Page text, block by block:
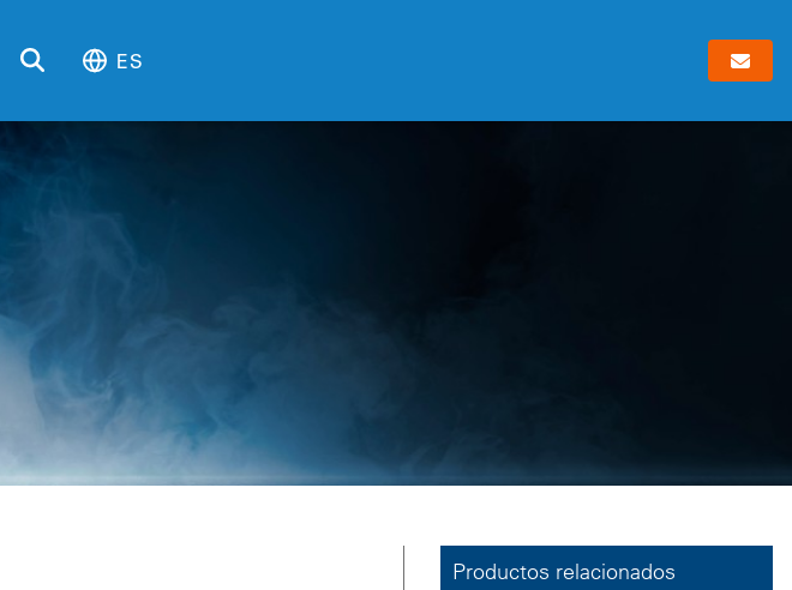
ES
Productos relacionados